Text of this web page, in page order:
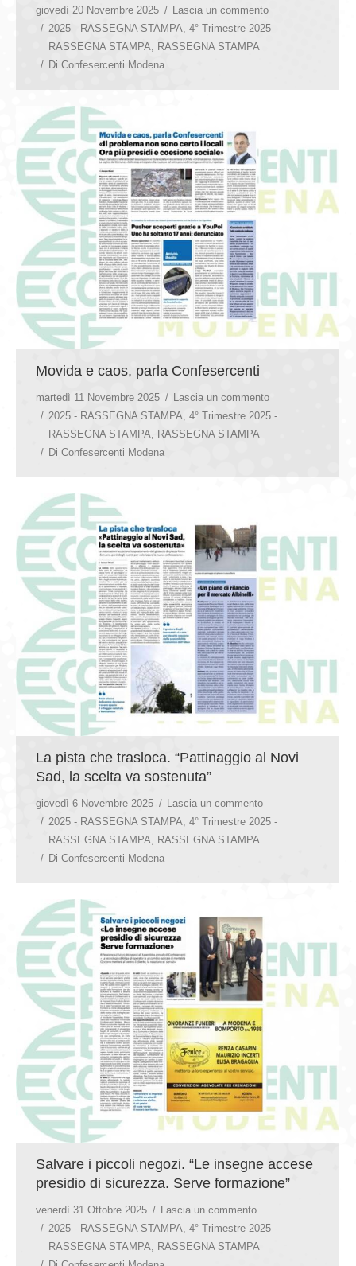
giovedì 20 Novembre 2025
Lascia un commento
2025 - RASSEGNA STAMPA, 4° Trimestre 2025 -
RASSEGNA STAMPA, RASSEGNA STAMPA
Di Confesercenti Modena
Movida e caos, parla Confesercenti
martedì 11 Novembre 2025
Lascia un commento
2025 - RASSEGNA STAMPA 4° Trimestre 2025 -
RASSEGNA STAMPA
RASSEGNA STAMPA
Di Confesercenti Modena
La pista che trasloca. “Pattinaggio al Novi
Sad, la scelta va sostenuta”
giovedì 6 Novembre 2025
Lascia un commento
2025 - RASSEGNA STAMPA, 4° Trimestre 2025 -
RASSEGNA STAMPA, RASSEGNA STAMPA
Di Confesercenti Modena
Salvare i piccoli negozi. “Le insegne accese
presidio di sicurezza. Serve formazione”
venerdì 31 Ottobre 2025
Lascia un commento
2025 - RASSEGNA STAMPA 4° Trimestre 2025 -
RASSEGNA STAMPA
RASSEGNA STAMPA